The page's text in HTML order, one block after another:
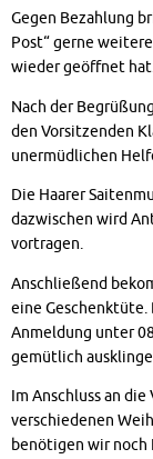
Gegen Bezahlung
Post“ gerne
wieder geöffnet
Nach der
den Vorsitzenden
unermüdlichen
Die Haarer
dazwischen wird
vortragen.
Anschließend
eine
Anmeldung unter
gemütlich
Im Anschluss an
verschiedenen
benötigen wir noch